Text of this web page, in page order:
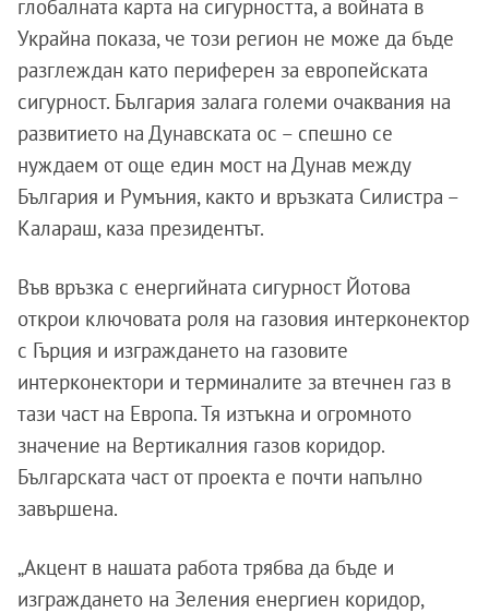
глобалната карта на сигурността, а войната в
Украйна показа, че този регион не може да бъде
разглеждан като периферен за европейската
сигурност. България залага големи очаквания на
развитието на Дунавската ос – спешно се
нуждаем от още един мост на Дунав между
България и Румъния, както и връзката Силистра –
Калараш, каза президентът.
Във връзка с енергийната сигурност Йотова
открои ключовата роля на газовия интерконектор
с Гърция и изграждането на газовите
интерконектори и терминалите за втечнен газ в
тази част на Европа. Тя изтъкна и огромното
значение на Вертикалния газов коридор.
Българската част от проекта е почти напълно
завършена.
„Акцент в нашата работа трябва да бъде и
изграждането на Зеления енергиен коридор,